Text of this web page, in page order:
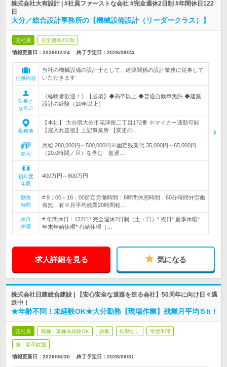
株式会社大有設計 | #社員ファーストな会社 #完全週休2日制 #年間休日122
日
大分／総合設計事務所の【機械設備設計（リーダークラス）】
正社員 完全週休2日制
情報更新日：2026/02/24 終了予定日： 2026/08/24
仕事内容
当社の機械設備の設計士として、建築関係の設計業務に従事して
いただきます
対象と
なる方
《経験者歓迎！》【必須】◆高卒以上 ◆普通自動車免許 ◆建築
設計の経験（10年以上）
勤務地
【本社】 大分県大分市花津留二丁目172番 ※マイカー通勤可能
【雇入れ直後】上記事業所 【変更の…
給与
月給 280,000円～500,000円※固定残業代 35,000円～65,000円
（20.0時間／月）を含む 超過…
初年度
年収
400万円～800万円
勤務
時間
# 9：00～18：00所定労働時間：8時間休憩時間：60分時間外労働
有無：有※月平均残業20時間程…
休日
休暇
# 年間休日：122日* 完全週休2日制（土・日）* 祝日* 夏季休暇*
年末年始休暇* 有給休暇（…
求人詳細を見る 気になる
株式会社日建総合建設 | 【安心安全な道路を造る会社】50周年に向け日々邁
進中！
★年齢不問！未経験OK★大分勤務【現場作業】残業月平均５h！
正社員 職種・業種未経験OK 急募 転勤なし 学歴不問
第二新卒歓迎
情報更新日：2026/06/30 終了予定日： 2026/08/31